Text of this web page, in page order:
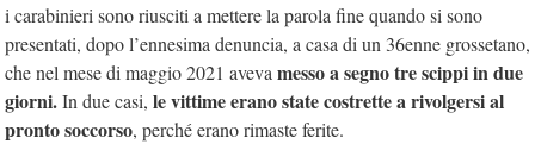
i carabinieri sono riusciti a mettere la parola fine quando si sono
presentati, dopo l’ennesima denuncia, a casa di un 36enne grossetano,
che nel mese di maggio 2021 aveva messo a segno tre scippi in due
giorni.In due casi, le vittime erano state costrette a rivolgersi al
pronto soccorso, perché erano rimaste ferite.